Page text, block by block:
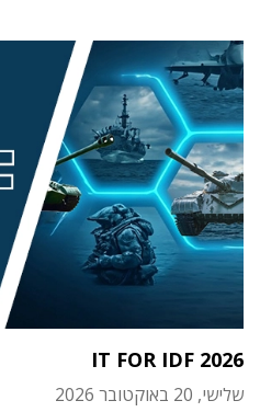
IT FOR IDF 2026
שלישי, 20 באוקטובר 2026